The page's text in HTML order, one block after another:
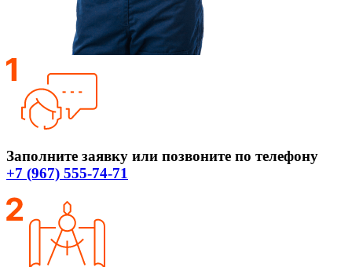
Заполните заявку или позвоните по телефону
+7 (967) 555-74-71